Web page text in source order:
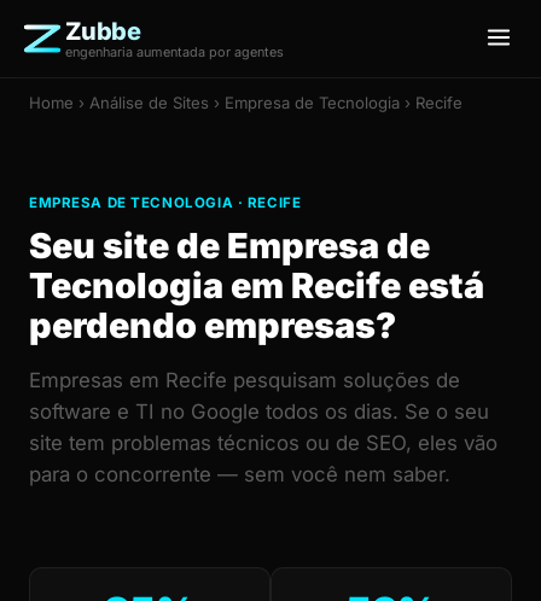
Zubbe
engenharia aumentada por agentes
Home › Análise de Sites › Empresa de Tecnologia › Recife
EMPRESA DE TECNOLOGIA · RECIFE
Seu site de Empresa de
Tecnologia em Recife está
perdendo empresas?
Empresas em Recife pesquisam soluções de
software e TI no Google todos os dias. Se o seu
site tem problemas técnicos ou de SEO, eles vão
para o concorrente — sem você nem saber.